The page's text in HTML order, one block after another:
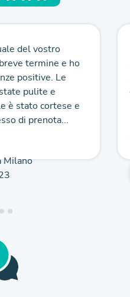
del vostro
termine e ho
positive. Le
pulite e
è stato cortese e
di prenota...
Milano